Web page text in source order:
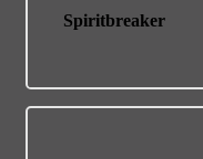
Spiritbreaker